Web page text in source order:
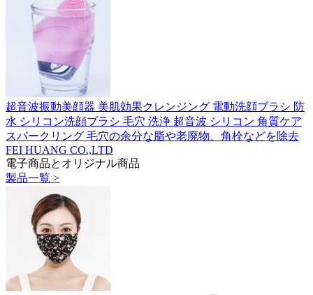
超音波振動美顔器 美肌効果クレンジング 電動洗顔ブラシ 防
水 シリコン洗顔ブラシ 毛穴 洗浄 超音波 シリコン 角質ケア
スパークリング 毛穴の余分な脂や老廃物、角栓などを除去
FEI HUANG CO.,LTD
電子商品とオリジナル商品
製品一覧 >